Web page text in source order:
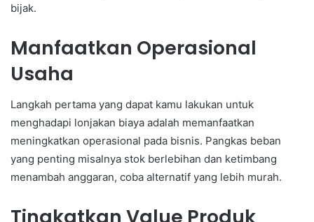
bijak.
Manfaatkan Operasional
Usaha
Langkah pertama yang dapat kamu lakukan untuk
menghadapi lonjakan biaya adalah memanfaatkan
meningkatkan operasional pada bisnis. Pangkas beban
yang penting misalnya stok berlebihan dan ketimbang
menambah anggaran, coba alternatif yang lebih murah.